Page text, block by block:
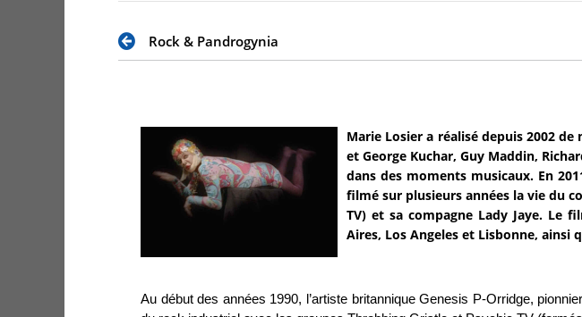
Rock & Pandrogynia
Marie Losier a réalisé depuis 2002
et George Kuchar, Guy Maddin,
dans des moments musicaux. En
filmé sur plusieurs années la vie du
TV) et sa compagne Lady Jaye. Le
Aires, Los Angeles et Lisbonne, ainsi
Au début des années 1990, l’artiste britannique Genesis P-Orridge, pionnier